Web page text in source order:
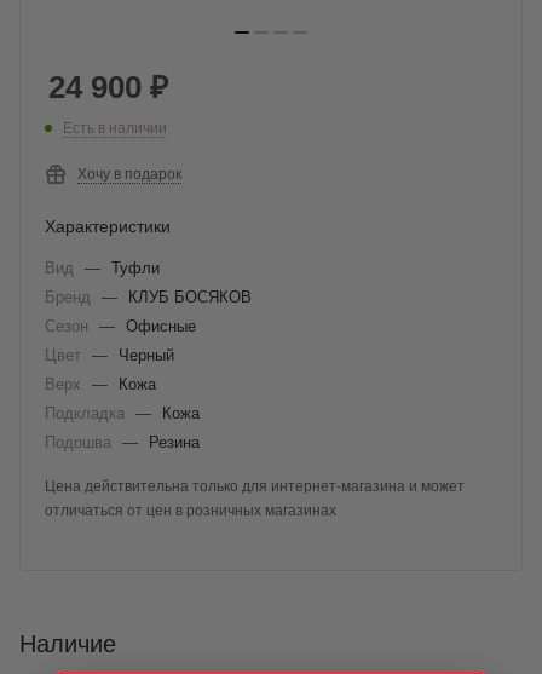
24 900 ₽
Есть в наличии
Хочу в подарок
Характеристики
Вид — Туфли
Бренд
—
КЛУБ БОСЯКОВ
Сезон
— Офисные
Цвет —
Черный
Верх
—
Кожа
Подкладка
—
Кожа
Подошва
— Резина
Цена действительна только для интернет-магазина и может
отличаться от цен в розничных магазинах
Наличие